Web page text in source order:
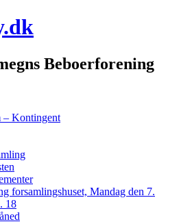
Beboerforening
– Kontingent
forsamlingshuset, Mandag den 7.
18